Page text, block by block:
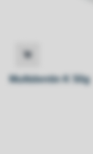
Multidentin K 50g